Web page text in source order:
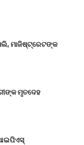
ମାଜିଷ୍ଟ୍ରେଟଙ୍କ
ମୃତଦେହ